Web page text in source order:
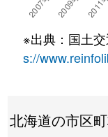
湯川町
湯浜町
若松町
※出典：国土
s://
北海道の市区